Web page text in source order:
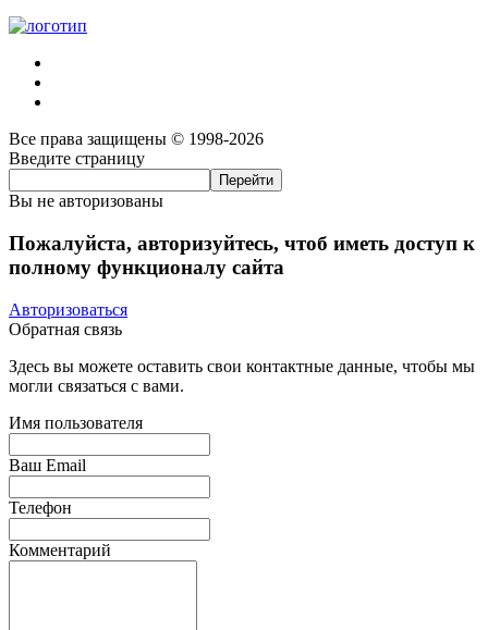
Все права защищены © 1998-2026
Введите страницу
Вы не авторизованы
Пожалуйста, авторизуйтесь, чтоб иметь доступ к
полному функционалу сайта
Авторизоваться
Обратная связь
Здесь вы можете оставить свои контактные данные, чтобы мы
могли связаться с вами.
Имя пользователя
Ваш Email
Телефон
Комментарий